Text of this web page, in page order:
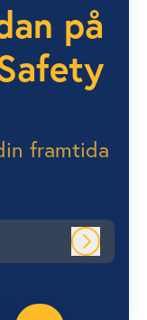
på
framtida
Logga in